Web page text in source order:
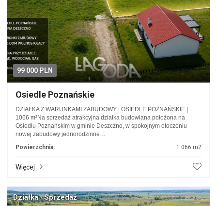
99 000 PLN
Osiedle Poznańskie
DZIAŁKA Z WARUNKAMI ZABUDOWY | OSIEDLE POZNAŃSKIE |
1066 m²Na sprzedaż atrakcyjna działka budowlana położona na
Osiedlu Poznańskim w gminie Deszczno, w spokojnym otoczeniu
nowej zabudowy jednorodzinne…
Powierzchnia:
1 066 m2
Więcej
Działka · Sprzedaż